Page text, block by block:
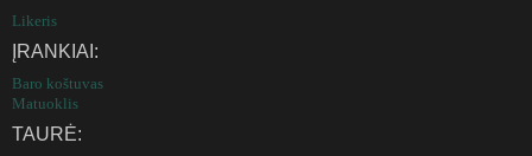
Likeris
ĮRANKIAI:
Baro koštuvas
Matuoklis
TAURĖ: